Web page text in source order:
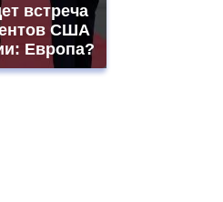
встреча
США
Европа?